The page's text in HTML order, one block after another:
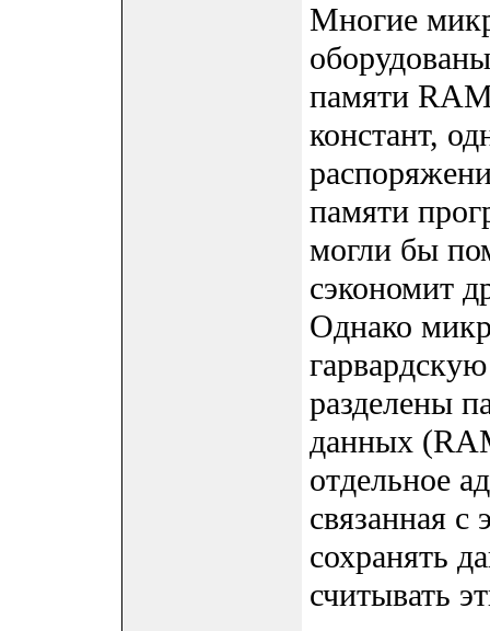
Многие
памяти
констант,
памяти
могли бы
сэкономит
Однако
разделены
данных
отдельное
связанная с
сохранять
считывать